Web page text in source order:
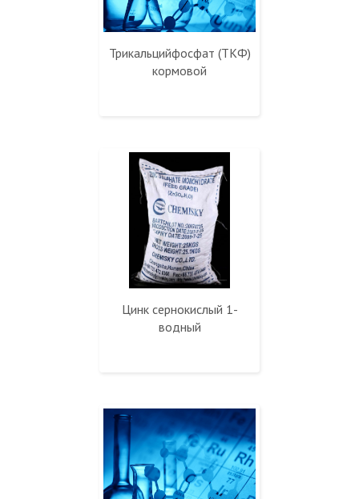
Трикальцийфосфат (ТКФ)
кормовой
Цинк сернокислый 1-
водный